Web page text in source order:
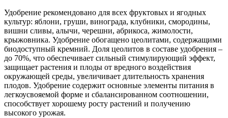
Удобрение рекомендовано для всех фруктовых и ягодных
культур: яблони, груши, винограда, клубники, смородины,
вишни сливы, алычи, черешни, абрикоса, жимолости,
крыжовника. Удобрение обогащено цеолитами, содержащими
биодоступный кремний. Доля цеолитов в составе удобрения –
до 70%, что обеспечивает сильный стимулирующий эффект,
защищает растения и плоды от вредного воздействия
окружающей среды, увеличивает длительность хранения
плодов. Удобрение содержит основные элементы питания в
легкоусвояемой форме и сбалансированном соотношении,
способствует хорошему росту растений и получению
высокого урожая.